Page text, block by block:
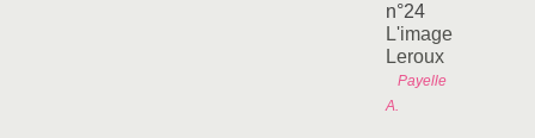
n°24
L'image
Leroux
Payelle
A.